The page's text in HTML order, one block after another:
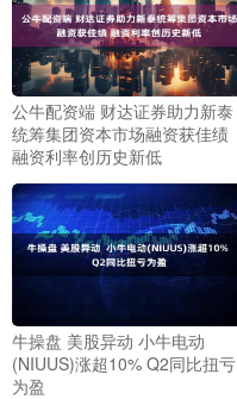
公牛配资端 财达证券助力新泰
统筹集团资本市场融资获佳绩
融资利率创历史新低
牛操盘 美股异动 小牛电动
(NIUUS)涨超10% Q2同比扭亏
为盈